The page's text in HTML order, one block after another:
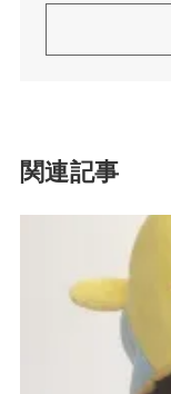
関連記事